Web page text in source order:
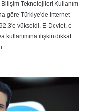
Teknolojileri Kullanım
göre Türkiye'de internet
yükseldi. E-Devlet, e-
kullanımına ilişkin dikkat